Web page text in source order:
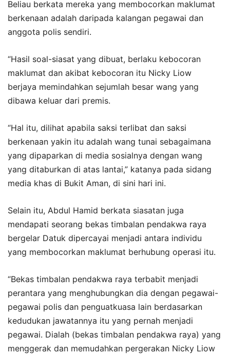
Beliau berkata mereka yang membocorkan maklumat
berkenaan adalah daripada kalangan pegawai dan
anggota polis sendiri.
“Hasil soal-siasat yang dibuat, berlaku kebocoran
maklumat dan akibat kebocoran itu Nicky Liow
berjaya memindahkan sejumlah besar wang yang
dibawa keluar dari premis.
“Hal itu, dilihat apabila saksi terlibat dan saksi
berkenaan yakin itu adalah wang tunai sebagaimana
yang dipaparkan di media sosialnya dengan wang
yang ditaburkan di atas lantai,” katanya pada sidang
media khas di Bukit Aman, di sini hari ini.
Selain itu, Abdul Hamid berkata siasatan juga
mendapati seorang bekas timbalan pendakwa raya
bergelar Datuk dipercayai menjadi antara individu
yang membocorkan maklumat berhubung operasi itu.
“Bekas timbalan pendakwa raya terbabit menjadi
perantara yang menghubungkan dia dengan pegawai-
pegawai polis dan penguatkuasa lain berdasarkan
kedudukan jawatannya itu yang pernah menjadi
pegawai. Dialah (bekas timbalan pendakwa raya) yang
menggerak dan memudahkan pergerakan Nicky Liow